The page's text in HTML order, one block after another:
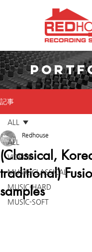
記事
ALL
VIDEOS
MUSIC-CLASSICAL
MUSIC-HARD
MUSIC-SOFT
ALL
(Classical,
traditional)
samples
Redhouse